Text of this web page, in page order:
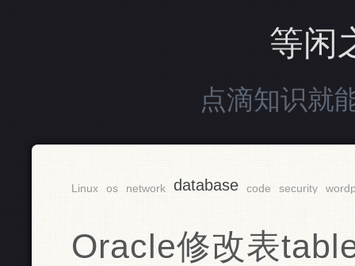
等闲
点滴知识就
Linux os network database code security
Oracle修改表